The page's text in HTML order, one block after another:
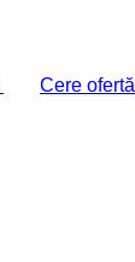
Cere ofertă